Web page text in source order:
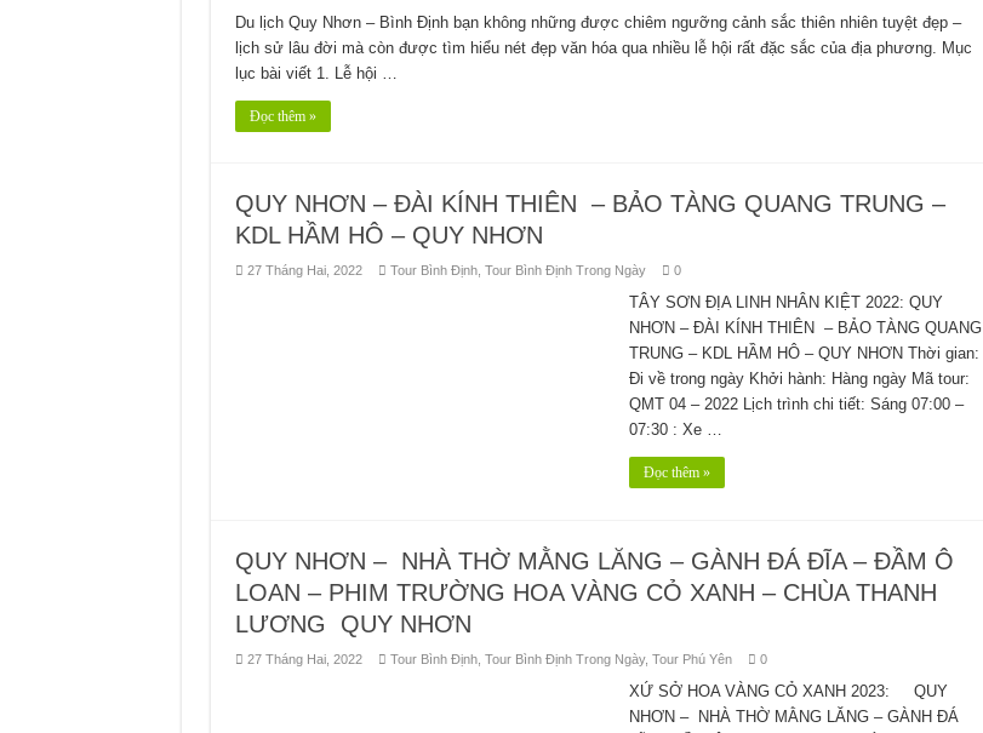
Du lịch Quy Nhơn – Bình Định bạn không những được chiêm ngưỡng cảnh sắc thiên nhiên tuyệt đẹp –
lịch sử lâu đời mà còn được tìm hiểu nét đẹp văn hóa qua nhiều lễ hội rất đặc sắc của địa phương. Mục
lục bài viết 1. Lễ hội …
Đọc thêm »
QUY NHƠN – ĐÀI KÍNH THIÊN – BẢO TÀNG QUANG TRUNG –
KDL HẦM HÔ – QUY NHƠN
27 Tháng Hai, 2022 Tour Bình Định, Tour Bình Định Trong Ngày 0
TÂY SƠN ĐỊA LINH NHÂN KIỆT 2022: QUY
NHƠN – ĐÀI KÍNH THIÊN – BẢO TÀNG QUANG
TRUNG – KDL HẦM HÔ – QUY NHƠN Thời gian:
Đi về trong ngày Khởi hành: Hàng ngày Mã tour:
QMT 04 – 2022 Lịch trình chi tiết: Sáng 07:00 –
07:30 : Xe …
Đọc thêm »
QUY NHƠN – NHÀ THỜ MẰNG LĂNG – GÀNH ĐÁ ĐĨA – ĐẦM Ô
LOAN – PHIM TRƯỜNG HOA VÀNG CỎ XANH – CHÙA THANH
LƯƠNG QUY NHƠN
27 Tháng Hai, 2022 Tour Bình Định, Tour Bình Định Trong Ngày, Tour Phú Yên 0
XỨ SỞ HOA VÀNG CỎ XANH 2023: QUY
NHƠN – NHÀ THỜ MẰNG LĂNG – GÀNH ĐÁ